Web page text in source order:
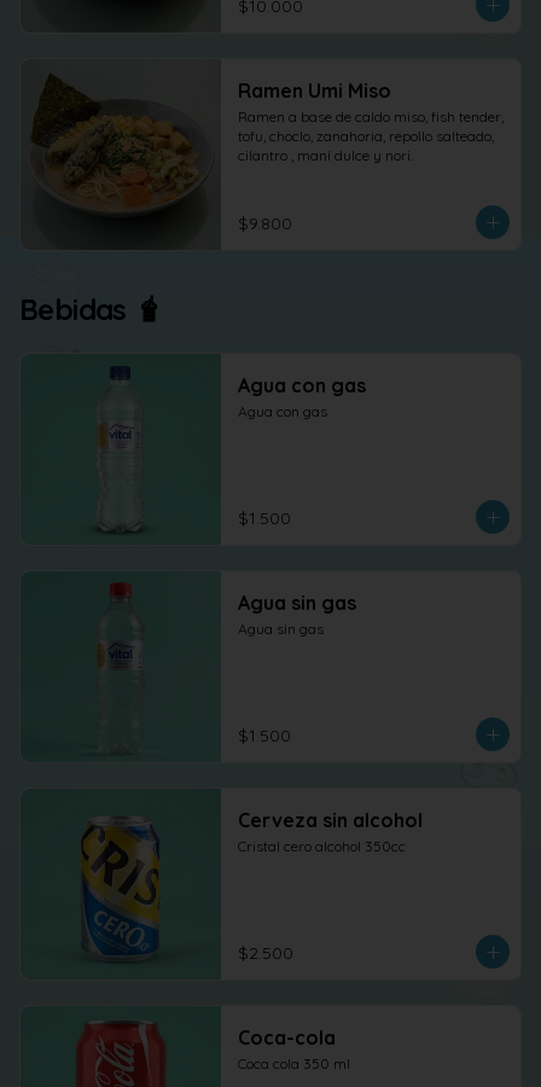
$10.000
Ramen Umi Miso
Ramen a base de caldo miso, fish tender,
tofu, choclo, zanahoria, repollo salteado,
cilantro , maní dulce y nori.
$9.800
Bebidas 🧋
Agua con gas
Agua con gas
$1.500
Agua sin gas
Agua sin gas
$1.500
Cerveza sin alcohol
Cristal cero alcohol 350cc
$2.500
Coca-cola
Coca cola 350 ml